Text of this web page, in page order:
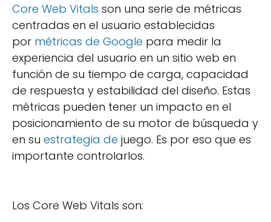
Core Web Vitals son una serie de métricas
centradas en el usuario establecidas
por métricas de Google para medir la
experiencia del usuario en un sitio web en
función de su tiempo de carga, capacidad
de respuesta y estabilidad del diseño. Estas
métricas pueden tener un impacto en el
posicionamiento de su motor de búsqueda y
en su estrategia de juego. Es por eso que es
importante controlarlos.
Los Core Web Vitals son: